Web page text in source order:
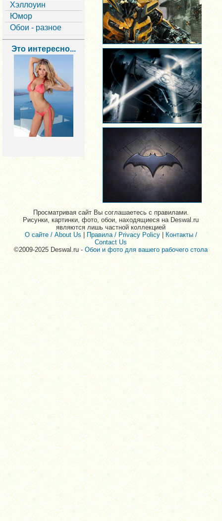
Хэллоуин
Юмор
Обои - разное
Это интересно...
Просматривая сайт Вы соглашаетесь с правилами.
Рисунки, картинки, фото, обои, находящиеся на Deswal.ru
являются лишь частной коллекцией
О сайте / About Us |Правила / Privacy Policy|
Контакты /
Contact Us
©2009-2025 Deswal.ru -Обои и фото для вашего рабочего стола